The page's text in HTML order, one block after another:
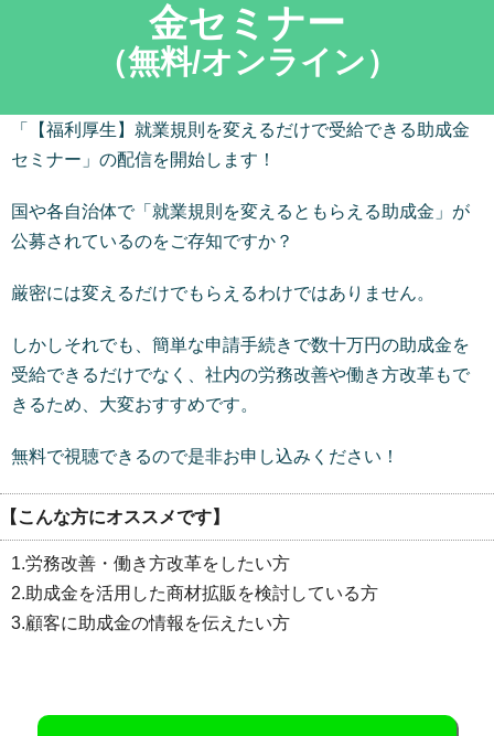
金セミナー
（無料/オンライン）
「【福利厚生】就業規則を変えるだけで受給できる助成金
セミナー」の配信を開始します！
国や各自治体で「就業規則を変えるともらえる助成金」が
公募されているのをご存知ですか？
厳密には変えるだけでもらえるわけではありません。
しかしそれでも、簡単な申請手続きで数十万円の助成金を
受給できるだけでなく、社内の労務改善や働き方改革もで
きるため、大変おすすめです。
無料で視聴できるので是非お申し込みください！
【こんな方にオススメです】
1.労務改善・働き方改革をしたい方
2.助成金を活用した商材拡販を検討している方
3.顧客に助成金の情報を伝えたい方